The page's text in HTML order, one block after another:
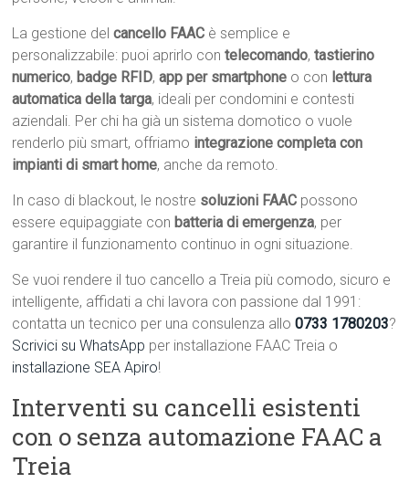
La gestione delcancello FAAC è semplice e
personalizzabile: puoi aprirlo contelecomando,tastierino
numerico, badge RFID,app per smartphone o con lettura
automatica della targa, ideali per condomini e contesti
aziendali. Per chi ha già un sistema domotico o vuole
renderlo più smart, offriamo integrazione completa con
impianti di smart home, anche da remoto.
In caso di blackout, le nostre soluzioni FAAC possono
essere equipaggiate con batteria di emergenza, per
garantire il funzionamento continuo in ogni situazione.
Se vuoi rendere il tuo cancello a Treia più comodo, sicuro e
intelligente, affidati a chi lavora con passione dal 1991:
contatta un tecnico per una consulenza allo0733 1780203?
Scrivici su WhatsApp per installazione FAAC Treia o
installazione SEA Apiro!
Interventi su cancelli esistenti
con o senza automazione FAAC a
Treia